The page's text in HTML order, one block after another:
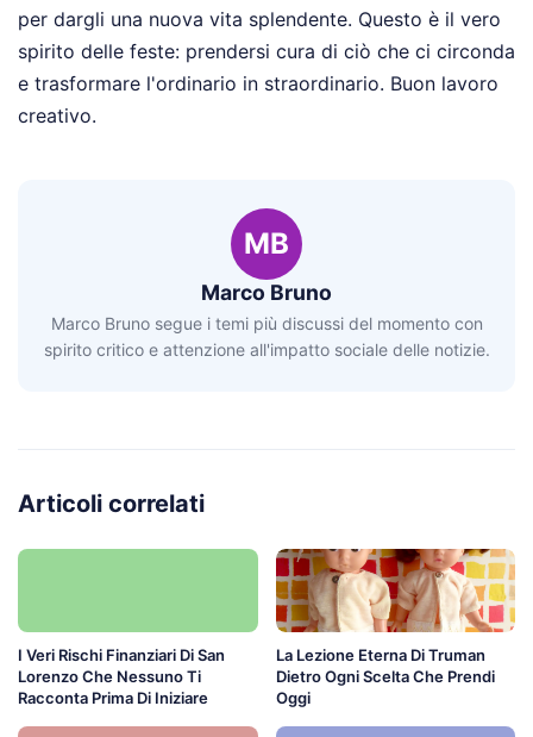
per dargli una nuova vita splendente. Questo è il vero
spirito delle feste: prendersi cura di ciò che ci circonda
e trasformare l'ordinario in straordinario. Buon lavoro
creativo.
MB
Marco Bruno
Marco Bruno segue i temi più discussi del momento con
spirito critico e attenzione all'impatto sociale delle notizie.
Articoli correlati
I Veri Rischi Finanziari Di San
Lorenzo Che Nessuno Ti
Racconta Prima Di Iniziare
La Lezione Eterna Di Truman
Dietro Ogni Scelta Che Prendi
Oggi